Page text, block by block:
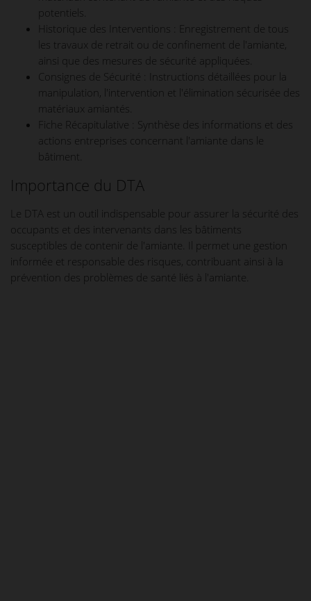
potentiels.
Historique des Interventions : Enregistrement de tous
les travaux de retrait ou de confinement de l'amiante,
ainsi que des mesures de sécurité appliquées.
Consignes de Sécurité : Instructions détaillées pour la
manipulation, l'intervention et l'élimination sécurisée des
matériaux amiantés.
Fiche Récapitulative : Synthèse des informations et des
actions entreprises concernant l'amiante dans le
bâtiment.
Importance du DTA
Le DTA est un outil indispensable pour assurer la sécurité des
occupants et des intervenants dans les bâtiments
susceptibles de contenir de l'amiante. Il permet une gestion
informée et responsable des risques, contribuant ainsi à la
prévention des problèmes de santé liés à l'amiante.